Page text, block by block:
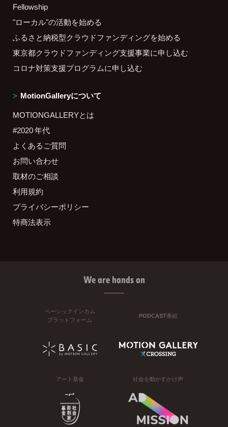
Fellowship
"ローカル"の活動を始める
ふるさと納税型クラウドファンディングを始める
東京都クラウドファンディング支援事業に申し込む
コロナ対策支援プログラムに申し込む
MotionGalleryについて
MOTIONGALLERYとは
#2020 年代
よくあるご質問
お問い合わせ
取材のご相談
利用規約
プライバシーポリシー
特商法表示
We are hands on
ベーシックインカム
プラットフォーム
PODCAST番組
アート基金 社会を動かすかけ声